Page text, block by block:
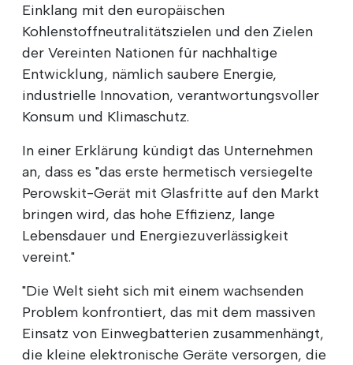
Einklang mit den europäischen
Kohlenstoffneutralitätszielen und den Zielen
der Vereinten Nationen für nachhaltige
Entwicklung, nämlich saubere Energie,
industrielle Innovation, verantwortungsvoller
Konsum und Klimaschutz.
In einer Erklärung kündigt das Unternehmen
an, dass es "das erste hermetisch versiegelte
Perowskit-Gerät mit Glasfritte auf den Markt
bringen wird, das hohe Effizienz, lange
Lebensdauer und Energiezuverlässigkeit
vereint."
"Die Welt sieht sich mit einem wachsenden
Problem konfrontiert, das mit dem massiven
Einsatz von Einwegbatterien zusammenhängt,
die kleine elektronische Geräte versorgen, die